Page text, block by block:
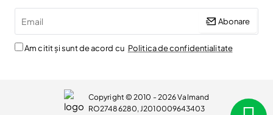
Abonare
Am citit și sunt de acord cu Politica de confidentialitate
Copyright © 2010 - 2026 Valmand
RO27486280, J2010009643403